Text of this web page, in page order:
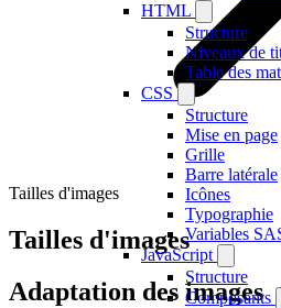
HTML
Structure
Niveaux de
Table des
CSS
Structure
Mise en page
Grille
Barre latérale
Icônes
Typographie
Variables
JavaScript
Structure
Composants
Tailles d'images
Tailles d'images
Adaptation des images